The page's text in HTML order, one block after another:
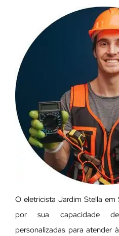
O eletricista Jardim Stella em
por sua capacidade de
personalizadas para atender